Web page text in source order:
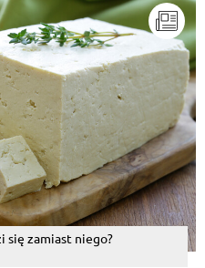
się zamiast niego?